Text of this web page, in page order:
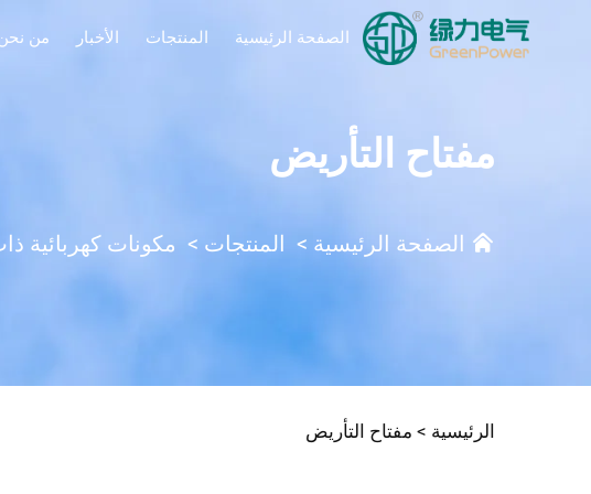
الصفحة الرئيسية المنتجات الأخبار من
مفتاح التأريض
الصفحة الرئيسية > المنتجات > مكونات كهربائية
الرئيسية > مفتاح التأريض